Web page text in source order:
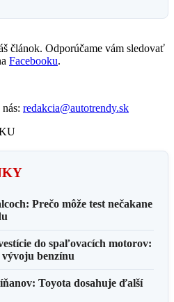
článok. Odporúčame vám sledovať
Facebooku.
redakcia@autotrendy.sk
Prečo môže test nečakane
do spaľovacích motorov:
vývoju benzínu
Toyota dosahuje ďalší